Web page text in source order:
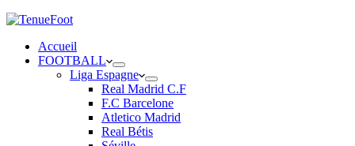
Accueil
FOOTBALL
Liga Espagne
Real Madrid C.F
F.C Barcelone
Atletico Madrid
Real Bétis